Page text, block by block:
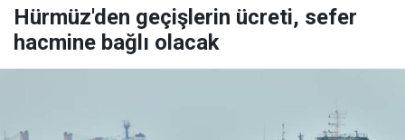
Hürmüz'den geçişlerin ücreti, sefer
hacmine bağlı olacak